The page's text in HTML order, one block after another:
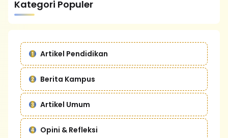
Kategori Populer
Artikel Pendidikan
Berita Kampus
Artikel Umum
Opini & Refleksi